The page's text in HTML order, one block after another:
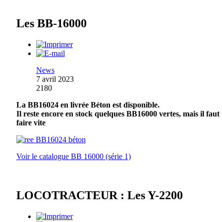
Les BB-16000
News
7 avril 2023
2180
La BB16024 en livrée Béton est disponible.
Il reste encore en stock quelques BB16000 vertes, mais il faut
faire vite
Voir le catalogue BB 16000 (série 1)
LOCOTRACTEUR : Les Y-2200